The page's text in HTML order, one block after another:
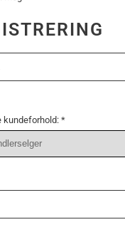
kundeforhold: *